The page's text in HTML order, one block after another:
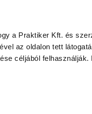
a Praktiker Kft. és
az oldalon tett
céljából felhasználják.